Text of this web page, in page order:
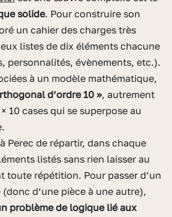
solide. Pour construire son
un cahier des charges très
listes de dix éléments chacune
personnalités, évènements, etc.).
à un modèle mathématique,
d’ordre 10 », autrement
10 cases qui se superpose au
Perec de répartir, dans chaque
listés sans rien laisser au
toute répétition. Pour passer d’un
d’une pièce à une autre),
problème de logique lié aux